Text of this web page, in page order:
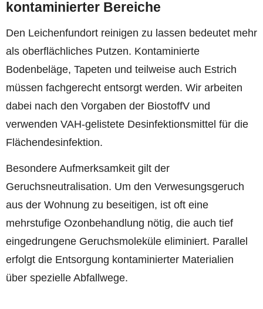
kontaminierter Bereiche
Den Leichenfundort reinigen zu lassen bedeutet mehr
als oberflächliches Putzen. Kontaminierte
Bodenbeläge, Tapeten und teilweise auch Estrich
müssen fachgerecht entsorgt werden. Wir arbeiten
dabei nach den Vorgaben der BiostoffV und
verwenden VAH-gelistete Desinfektionsmittel für die
Flächendesinfektion.
Besondere Aufmerksamkeit gilt der
Geruchsneutralisation. Um den Verwesungsgeruch
aus der Wohnung zu beseitigen, ist oft eine
mehrstufige Ozonbehandlung nötig, die auch tief
eingedrungene Geruchsmoleküle eliminiert. Parallel
erfolgt die Entsorgung kontaminierter Materialien
über spezielle Abfallwege.